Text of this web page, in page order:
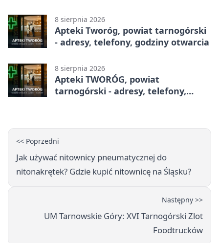
8 sierpnia 2026
Apteki Tworóg, powiat tarnogórski
- adresy, telefony, godziny otwarcia
8 sierpnia 2026
Apteki TWORÓG, powiat
tarnogórski - adresy, telefony,
<< Poprzedni
Jak używać nitownicy pneumatycznej do
nitonakrętek? Gdzie kupić nitownicę na Śląsku?
Następny >>
UM Tarnowskie Góry: XVI Tarnogórski Zlot
Foodtrucków